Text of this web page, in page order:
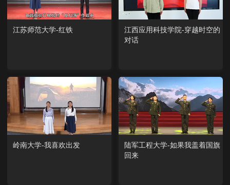
江苏师范大学-红铁
江西应用科技学院-穿越时空的
对话
岭南大学-我喜欢出发
陆军工程大学-如果我盖着国旗
回来